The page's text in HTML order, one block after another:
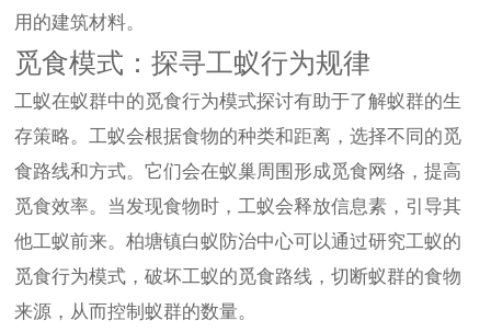
用的建筑材料。
觅食模式：探寻工蚁行为规律
工蚁在蚁群中的觅食行为模式探讨有助于了解蚁群的生
存策略。工蚁会根据食物的种类和距离，选择不同的觅
食路线和方式。它们会在蚁巢周围形成觅食网络，提高
觅食效率。当发现食物时，工蚁会释放信息素，引导其
他工蚁前来。柏塘镇白蚁防治中心可以通过研究工蚁的
觅食行为模式，破坏工蚁的觅食路线，切断蚁群的食物
来源，从而控制蚁群的数量。